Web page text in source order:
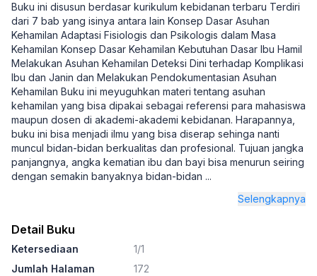
Buku ini disusun berdasar kurikulum kebidanan terbaru Terdiri
dari 7 bab yang isinya antara lain Konsep Dasar Asuhan
Kehamilan Adaptasi Fisiologis dan Psikologis dalam Masa
Kehamilan Konsep Dasar Kehamilan Kebutuhan Dasar Ibu Hamil
Melakukan Asuhan Kehamilan Deteksi Dini terhadap Komplikasi
Ibu dan Janin dan Melakukan Pendokumentasian Asuhan
Kehamilan Buku ini meyuguhkan materi tentang asuhan
kehamilan yang bisa dipakai sebagai referensi para mahasiswa
maupun dosen di akademi-akademi kebidanan. Harapannya,
buku ini bisa menjadi ilmu yang bisa diserap sehinga nanti
muncul bidan-bidan berkualitas dan profesional. Tujuan jangka
panjangnya, angka kematian ibu dan bayi bisa menurun seiring
dengan semakin banyaknya bidan-bidan ...
Selengkapnya
Detail Buku
Ketersediaan
1/1
Jumlah Halaman
172